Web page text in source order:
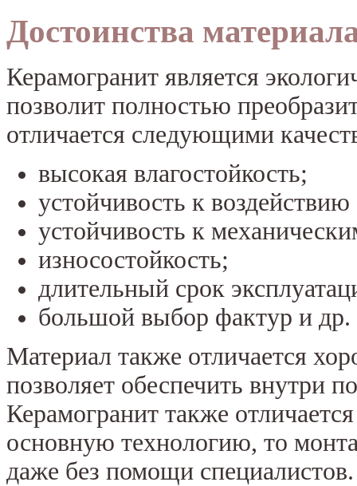
Достоинства
Керамогранит является
позволит полностью
отличается следующими
высокая влагостойкость;
устойчивость к
устойчивость к
износостойкость;
длительный срок
большой выбор фактур и др.
Материал также отличается
позволяет обеспечить внутри
Керамогранит также
основную технологию, то
даже без помощи специалистов.